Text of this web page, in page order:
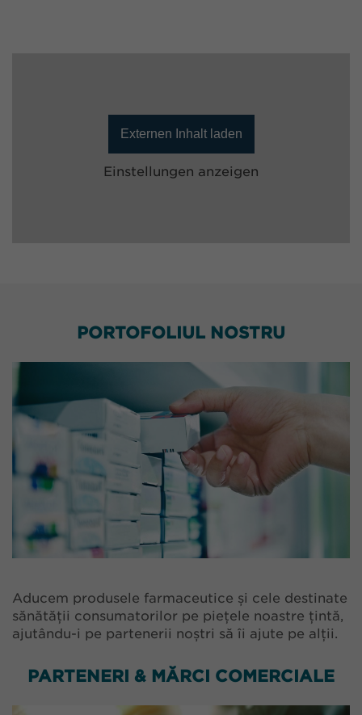
Externen Inhalt laden
Einstellungen anzeigen
PORTOFOLIUL NOSTRU
Aducem produsele farmaceutice și cele destinate
sănătății consumatorilor pe piețele noastre țintă,
ajutându-i pe partenerii noștri să îi ajute pe alții.
PARTENERI & MĂRCI COMERCIALE